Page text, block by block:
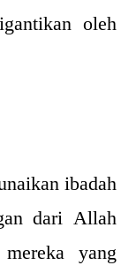
oleh
ibadah
dari Allah
yang